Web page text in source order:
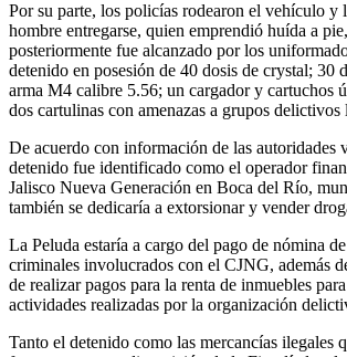
Por su parte, los policías rodearon el vehículo y
hombre entregarse, quien emprendió huída a
posteriormente fue alcanzado por los
detenido en posesión de 40 dosis de crystal; 30
arma M4 calibre 5.56; un cargador y cartuchos
dos cartulinas con amenazas a grupos delictivos
De acuerdo con información de las autoridades
detenido fue identificado como el operador
Jalisco Nueva Generación en Boca del Río,
también se dedicaría a extorsionar y vender
La Peluda estaría a cargo del pago de nómina
criminales involucrados con el CJNG, además
de realizar pagos para la renta de inmuebles
actividades realizadas por la organización
Tanto el detenido como las mercancías ilegales